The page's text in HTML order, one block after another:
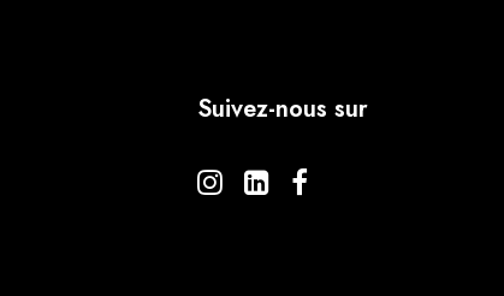
Suivez-nous sur